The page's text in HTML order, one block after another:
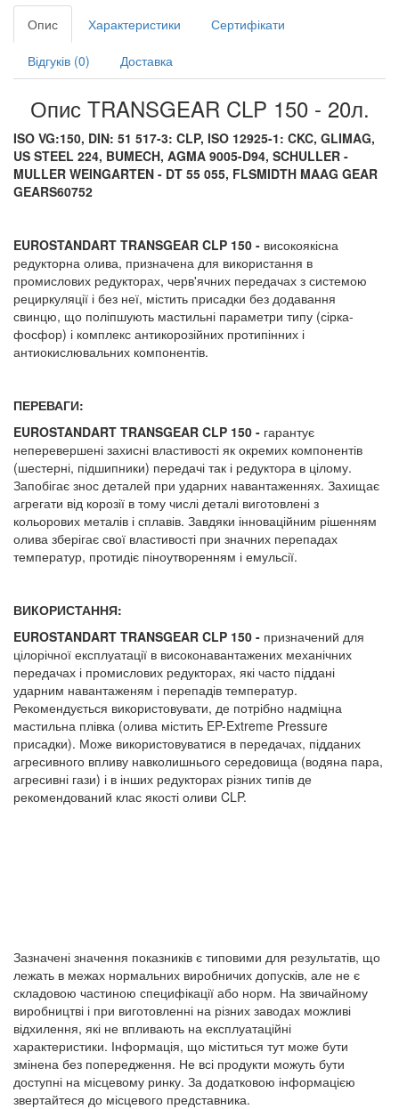
Опис
Характеристики Сертифікати
Відгуків (0) Доставка
Опис TRANSGEAR CLP 150 - 20л.
ISO VG:150, DIN: 51 517-3: CLP, ISO 12925-1: CKC, GLIMAG,
US STEEL 224, BUMECH, AGMA 9005-D94, SCHULLER -
MULLER WEINGARTEN - DT 55 055, FLSMIDTH MAAG GEAR
GEARS60752
EUROSTANDART TRANSGEAR CLP 150 - високоякісна
редукторна олива, призначена для використання в
промислових редукторах, черв'ячних передачах з системою
рециркуляції і без неї, містить присадки без додавання
свинцю, що поліпшують мастильні параметри типу (сірка-
фосфор) і комплекс антикорозійних протипінних і
антиокислювальних компонентів.
ПЕРЕВАГИ:
EUROSTANDART TRANSGEAR CLP 150 - гарантує
неперевершені захисні властивості як окремих компонентів
(шестерні, підшипники) передачі так і редуктора в цілому.
Запобігає знос деталей при ударних навантаженнях. Захищає
агрегати від корозії в тому числі деталі виготовлені з
кольорових металів і сплавів. Завдяки інноваційним рішенням
олива зберігає свої властивості при значних перепадах
температур, протидіє піноутворенням і емульсії.
ВИКОРИСТАННЯ:
EUROSTANDART TRANSGEAR CLP 150 - призначений для
цілорічної експлуатації в високонавантажених механічних
передачах і промислових редукторах, які часто піддані
ударним навантаженям і перепадів температур.
Рекомендується використовувати, де потрібно надміцна
мастильна плівка (олива містить EP-Extreme Pressure
присадки). Може використовуватися в передачах, підданих
агресивного впливу навколишнього середовища (водяна пара,
агресивні гази) і в інших редукторах різних типів де
рекомендований клас якості оливи CLP.
Зазначені значення показників є типовими для результатів, що
лежать в межах нормальних виробничих допусків, але не є
складовою частиною специфікації або норм. На звичайному
виробництві і при виготовленні на різних заводах можливі
відхилення, які не впливають на експлуатаційні
характеристики. Інформація, що міститься тут може бути
змінена без попередження. Не всі продукти можуть бути
доступні на місцевому ринку. За додатковою інформацією
звертайтеся до місцевого представника.